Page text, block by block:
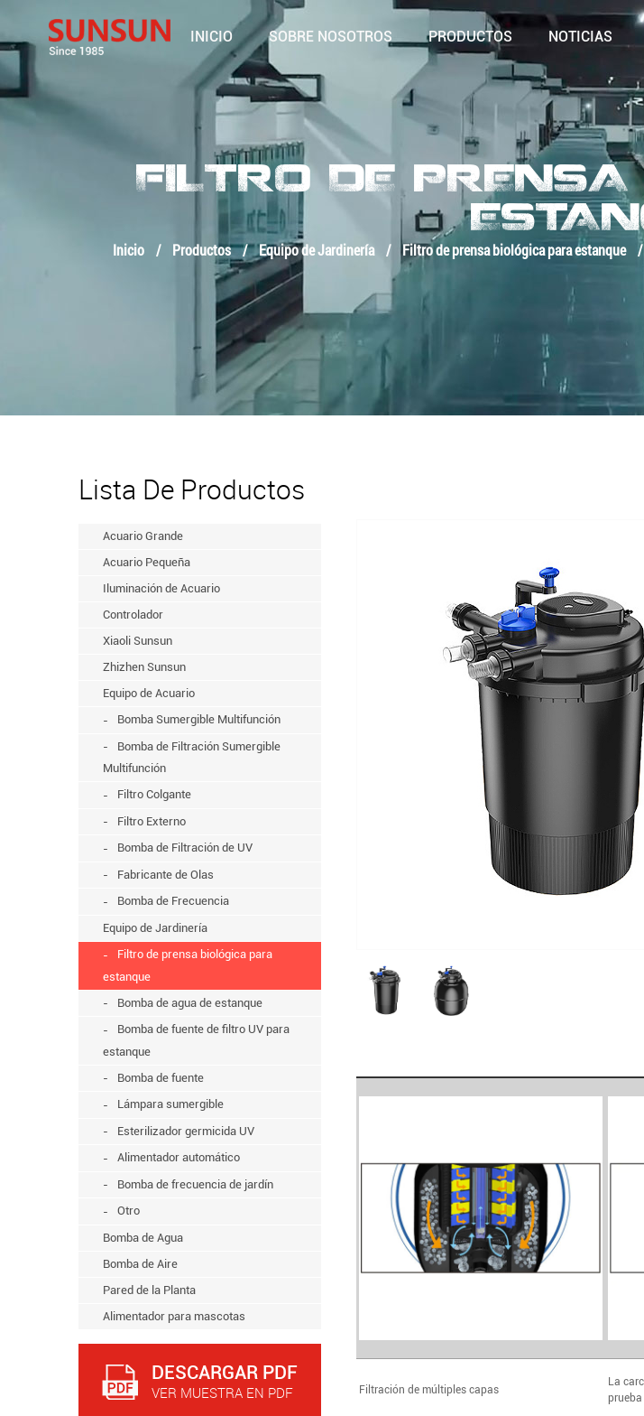
INICIO SOBRE NOSOTROS PRODUCTOS NOTICIAS
FILTRO DE
Inicio / Productos / Equipo de Jardinería / Filtro de prensa biológica para estanque /
Lista De Productos
Acuario Grande
Acuario Pequeña
Iluminación de Acuario
Controlador
Xiaoli Sunsun
Zhizhen Sunsun
Equipo de Acuario
Bomba Sumergible Multifunción
Bomba de Filtración Sumergible
Multifunción
Filtro Colgante
Filtro Externo
Bomba de Filtración de UV
Fabricante de Olas
Bomba de Frecuencia
Equipo de Jardinería
Filtro de prensa biológica para
estanque
Bomba de agua de estanque
Bomba de fuente de filtro UV para
estanque
Bomba de fuente
Lámpara sumergible
Esterilizador germicida UV
Alimentador automático
Bomba de frecuencia de jardín
Otro
Bomba de Agua
Bomba de Aire
Pared de la Planta
Alimentador para mascotas
DESCARGAR PDF
VER MUESTRA EN PDF Filtración de múltiples capas
La